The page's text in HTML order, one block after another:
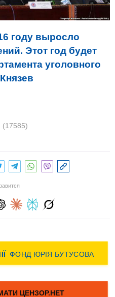
году выросло
Этот год будет
уголовного
(17585)